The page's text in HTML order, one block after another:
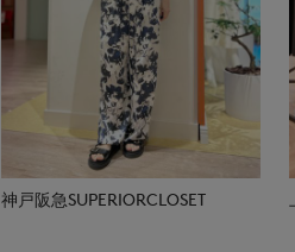
神戸阪急SUPERIORCLOSET